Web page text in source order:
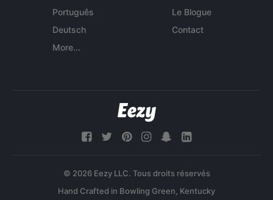
Português
Deutsch
More...
Le Blogue
Contact
© 2026 Eezy LLC. Tous droits réservés